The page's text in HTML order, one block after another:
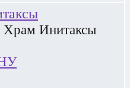
Храм Инитаксы